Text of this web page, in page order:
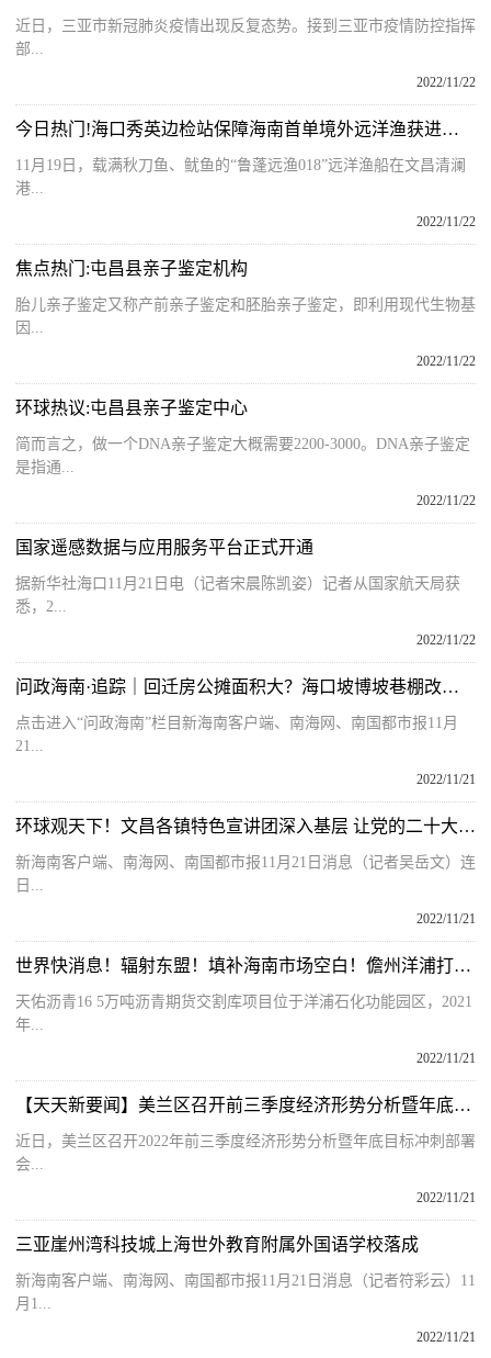
近日，三亚市新冠肺炎疫情出现反复态势。接到三亚市疫情防控指挥
部...
2022/11/22
今日热门!海口秀英边检站保障海南首单境外远洋渔获进港交易落地文昌
11月19日，载满秋刀鱼、鱿鱼的“鲁蓬远渔018”远洋渔船在文昌清澜
港...
2022/11/22
焦点热门:屯昌县亲子鉴定机构
胎儿亲子鉴定又称产前亲子鉴定和胚胎亲子鉴定，即利用现代生物基
因...
2022/11/22
环球热议:屯昌县亲子鉴定中心
简而言之，做一个DNA亲子鉴定大概需要2200-3000。DNA亲子鉴定
是指通...
2022/11/22
国家遥感数据与应用服务平台正式开通
据新华社海口11月21日电（记者宋晨陈凯姿）记者从国家航天局获
悉，2...
2022/11/22
问政海南·追踪｜回迁房公摊面积大？海口坡博坡巷棚改项目再遭业主质疑
点击进入“问政海南”栏目新海南客户端、南海网、南国都市报11月
21...
2022/11/21
环球观天下！文昌各镇特色宣讲团深入基层 让党的二十大精神走进千家万户
新海南客户端、南海网、南国都市报11月21日消息（记者吴岳文）连
日...
2022/11/21
世界快消息！辐射东盟！填补海南市场空白！儋州洋浦打造华南地区沥青期货交割库
天佑沥青16 5万吨沥青期货交割库项目位于洋浦石化功能园区，2021
年...
2022/11/21
【天天新要闻】美兰区召开前三季度经济形势分析暨年底目标冲刺部署会
近日，美兰区召开2022年前三季度经济形势分析暨年底目标冲刺部署
会...
2022/11/21
三亚崖州湾科技城上海世外教育附属外国语学校落成
新海南客户端、南海网、南国都市报11月21日消息（记者符彩云）11
月1...
2022/11/21